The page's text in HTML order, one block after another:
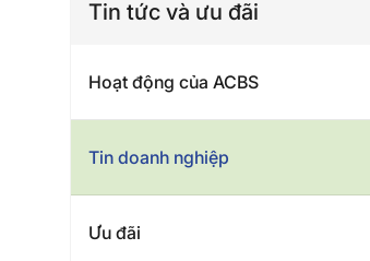
Tin tức và ưu đãi
Hoạt động của ACBS
Tin doanh nghiệp
Ưu đãi